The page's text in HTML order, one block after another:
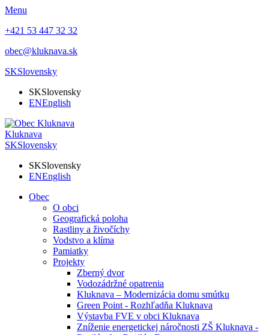
Menu
+421 53 447 32 32
obec@kluknava.sk
SKSlovensky
SKSlovensky
ENEnglish
Kluknava
SKSlovensky
SKSlovensky
ENEnglish
Obec
O obci
Geografická poloha
Rastliny a živočíchy
Vodstvo a klíma
Pamiatky
Projekty
Zberný dvor
Vodozádržné opatrenia
Kluknava – Modernizácia domu smútku
Green Point - Rozhľadňa Kluknava
Výstavba FVE v obci Kluknava
Zníženie energetickej náročnosti ZŠ Kluknava -